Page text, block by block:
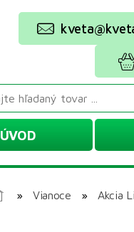
ÚVOD
» Vianoce » Akcia